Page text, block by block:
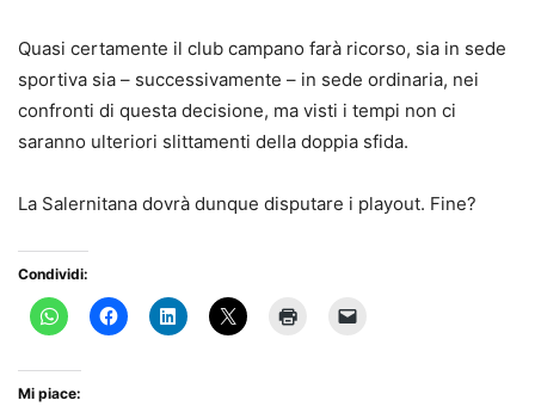
Quasi certamente il club campano farà ricorso, sia in sede
sportiva sia – successivamente – in sede ordinaria, nei
confronti di questa decisione, ma visti i tempi non ci
saranno ulteriori slittamenti della doppia sfida.
La Salernitana dovrà dunque disputare i playout. Fine?
Condividi:
Mi piace: